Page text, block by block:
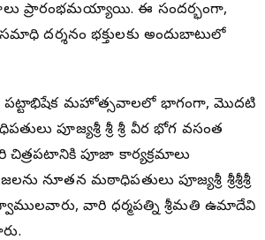
ప్రారంభమయ్యాయి. ఈ సందర్భంగా,
దర్శనం భక్తులకు అందుబాటులో
పట్టాభిషేక మహోత్సవాలలో భాగంగా, మొదటి
పూజ్యశ్రీ శ్రీ శ్రీ వీర భోగ వసంత
పూజా కార్యక్రమాలు
నూతన మఠాధిపతులు పూజ్యశ్రీ శ్రీశ్రీశ్రీ
వారి ధర్మపత్ని శ్రీమతి ఉమాదేవి